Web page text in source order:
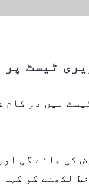
ٹیسٹ پر
میں دو
کی جائے گی
لکھنے کو